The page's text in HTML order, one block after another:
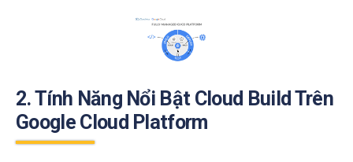
2. Tính Năng Nổi Bật Cloud Build Trên
Google Cloud Platform